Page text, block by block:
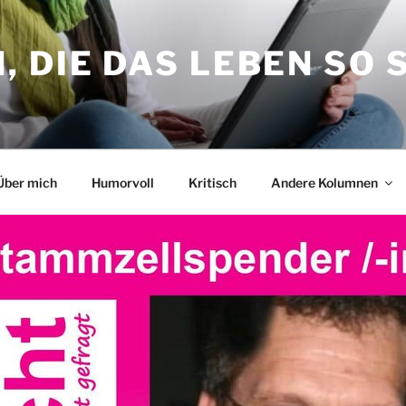
DIE DAS LEBEN SO
mich Humorvoll Kritisch Andere Kolumnen